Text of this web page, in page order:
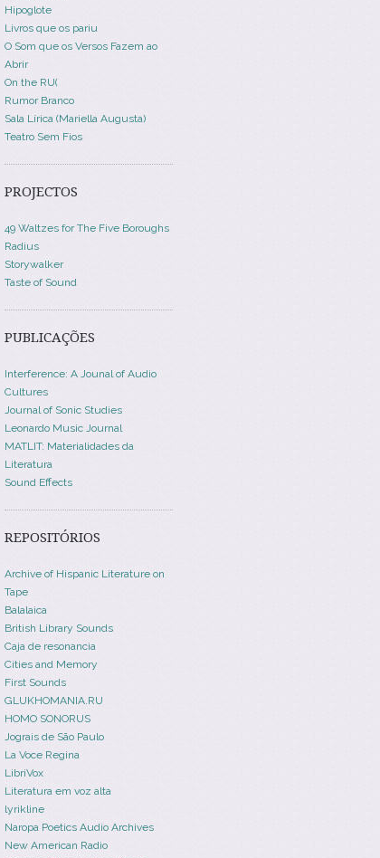
Hipoglote
Livros que os pariu
O Som que os Versos Fazem ao
Abrir
On the RU(
Rumor Branco
Sala Lírica (Mariella Augusta)
Teatro Sem Fios
PROJECTOS
49 Waltzes for The Five Boroughs
Radius
Storywalker
Taste of Sound
PUBLICAÇÕES
Interference: A Jounal of Audio
Cultures
Journal of Sonic Studies
Leonardo Music Journal
MATLIT: Materialidades da
Literatura
Sound Effects
REPOSITÓRIOS
Archive of Hispanic Literature on
Tape
Balalaica
British Library Sounds
Caja de resonancia
Cities and Memory
First Sounds
GLUKHOMANIA.RU
HOMO SONORUS
Jograis de São Paulo
La Voce Regina
LibriVox
Literatura em voz alta
lyrikline
Naropa Poetics Audio Archives
New American Radio